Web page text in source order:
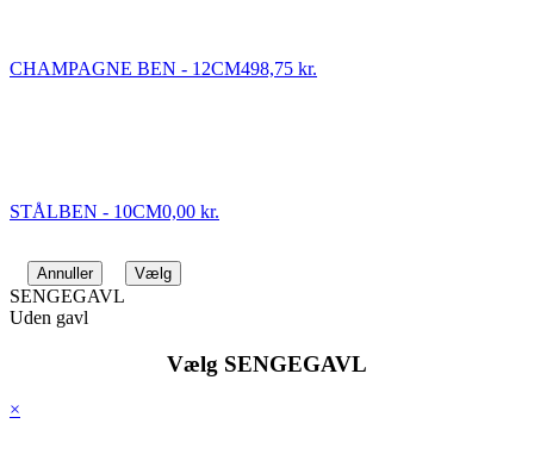
CHAMPAGNE BEN - 12CM498,75 kr.
STÅLBEN - 10CM0,00 kr.
Annuller Vælg
SENGEGAVL
Uden gavl
Vælg SENGEGAVL
×